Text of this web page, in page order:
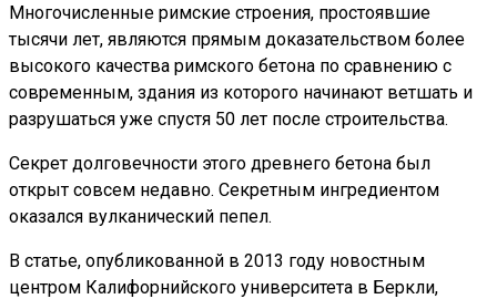
Многочисленные римские строения, простоявшие
тысячи лет, являются прямым доказательством более
высокого качества римского бетона по сравнению с
современным, здания из которого начинают ветшать и
разрушаться уже спустя 50 лет после строительства.
Секрет долговечности этого древнего бетона был
открыт совсем недавно. Секретным ингредиентом
оказался вулканический пепел.
В статье, опубликованной в 2013 году новостным
центром Калифорнийского университета в Беркли,